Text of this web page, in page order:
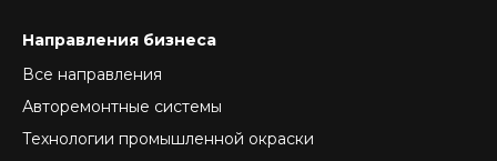
Направления бизнеса
Все направления
Авторемонтные системы
Технологии промышленной окраски